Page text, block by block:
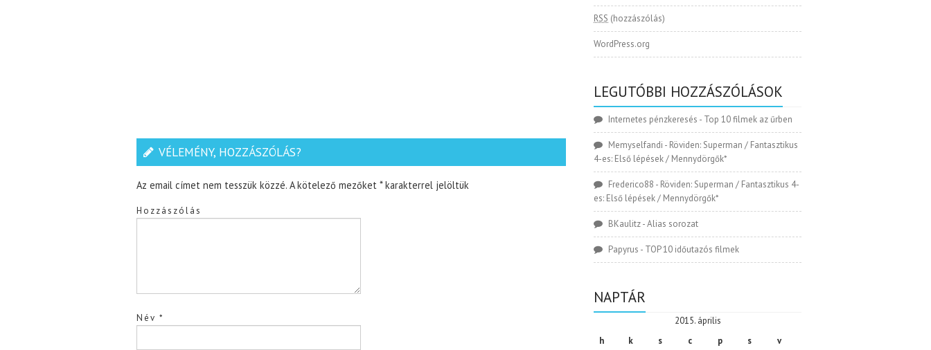
VÉLEMÉNY, HOZZÁSZÓLÁS?
Az email címet nem tesszük közzé. A kötelező mezőket *karakterrel jelöltük
Hozzászólás
Név *
RSS (hozzászólás)
WordPress.org
LEGUTÓBBI HOZZÁSZÓLÁSOK
Internetes pénzkeresés - Top 10 filmek az űrben
Memyselfandi - Röviden: Superman / Fantasztikus
4-es: Első lépések / Mennydörgők*
Frederico88 - Röviden: Superman / Fantasztikus 4-
es: Első lépések / Mennydörgők*
BKaulitz-Alias sorozat
Papyrus - TOP 10 időutazós filmek
NAPTÁR
2015. április
h
k s c p s v